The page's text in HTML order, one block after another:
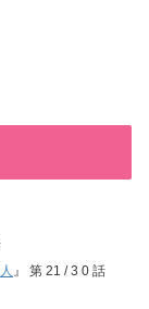
』 第 21 / 3 0 話